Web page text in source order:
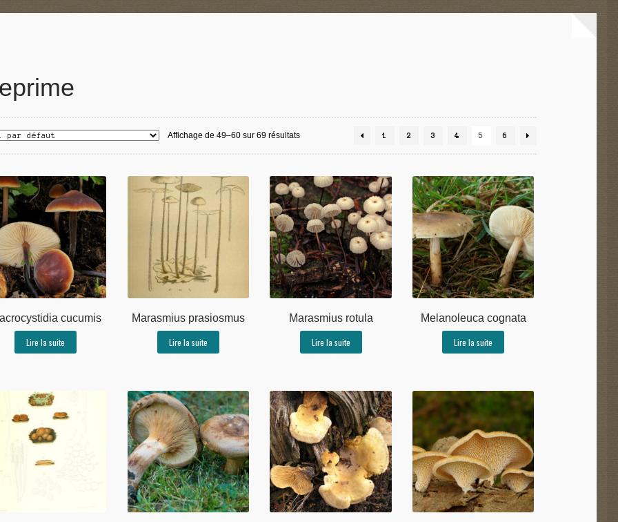
Affichage de 49–60 sur 69 résultats 1 2 3 4 5 6
cucumis
Lire la suite
Marasmius prasiosmus
Lire la suite
Marasmius rotula
Lire la suite
Melanoleuca cognata
Lire la suite